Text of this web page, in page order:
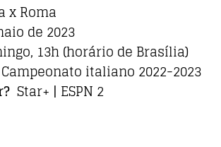
x Roma
de 2023
13h (horário de Brasília)
Campeonato italiano 2022-2023
Star+ | ESPN 2